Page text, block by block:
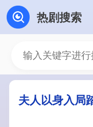
热剧搜索
夫人以身入局